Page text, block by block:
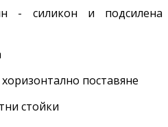
- силикон и подсилена
поставяне
стойки